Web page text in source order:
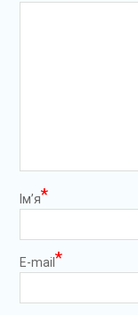
Ім’я*
E-mail *